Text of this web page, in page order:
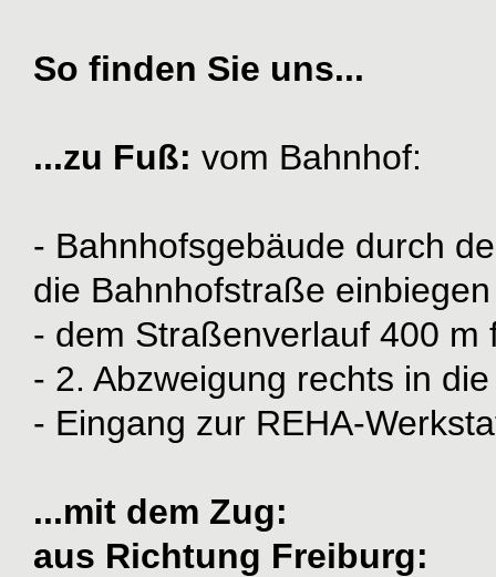
So finden Sie uns...
...zu Fuß: vom Bahnhof:
- Bahnhofsgebäude durch
die Bahnhofstraße einbiegen
- dem Straßenverlauf 400 m
- 2. Abzweigung rechts in
- Eingang zur REHA-
...mit dem Zug:
aus Richtung Freiburg: